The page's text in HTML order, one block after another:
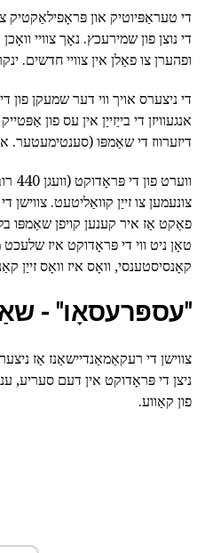
די טעראַפּיוטיק און פּראָפילאַקטיק
די נוצן פון שמירעכץ. נאָך צוויי
ופהערן צו פאַלן אין צוויי חדשים.
די ניצערס אויך ווי דער שמעקן
אנגעוויזן די בייַזייַן אין עס פון
דיזערווז די שאַמפּו (סענטימעטער.
צונעמען צו זייַן קוואַליטעט.
פאַקט אַז איר קענען קויפן שאַמפּו
טאָן ניט ווי די פּראָדוקט איז
קאָנסיסטענסי, וואָס איז וואָס זייַן
"עספּרעסאָו" -
צווישן די רעקאַמאַנדיישאַנז אַז
ניצן די פּראָדוקט אין דעם סעריע,
פון קאַווע.